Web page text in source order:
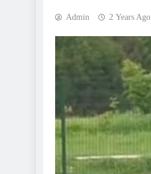
Admin 2 Years Ago